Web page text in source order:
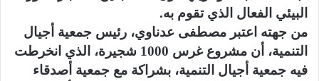
البيئي الفعال الذي تقوم به.
من جهته اعتبر مصطفى عدناوي، رئيس جمعية أجيال
التنمية، أن مشروع غرس 1000 شجيرة، الذي انخرطت
فيه جمعية أجيال التنمية، بشراكة مع جمعية أصدقاء